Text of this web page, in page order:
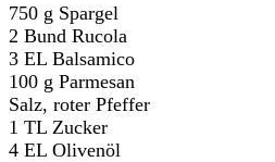
750 g Spargel
2 Bund Rucola
3 EL Balsamico
100 g Parmesan
Salz, roter Pfeffer
1 TL Zucker
4 EL Olivenöl